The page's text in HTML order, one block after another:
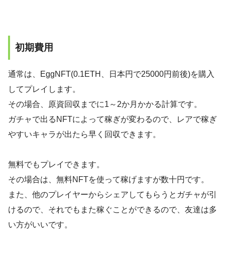
初期費用
通常は、EggNFT(0.1ETH、日本円で25000円前後)を購入
してプレイします。
その場合、原資回収までに1～2か月かかる計算です。
ガチャで出るNFTによって稼ぎが変わるので、レアで稼ぎ
やすいキャラが出たら早く回収できます。
無料でもプレイできます。
その場合は、無料NFTを使って稼げますが数十円です。
また、他のプレイヤーからシェアしてもらうとガチャが引
けるので、それでもまた稼ぐことができるので、友達は多
い方がいいです。